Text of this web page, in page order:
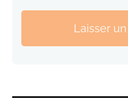
Laisser